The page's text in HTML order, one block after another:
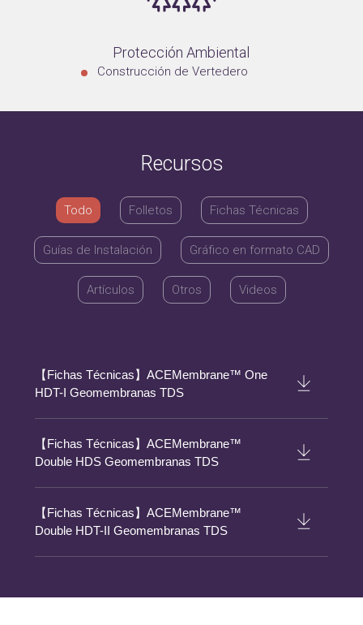
Protección Ambiental
Construcción de Vertedero
Recursos
Todo Folletos Fichas Técnicas
Guías de Instalación Gráfico en formato CAD
Artículos Otros Videos
【Fichas Técnicas】ACEMembrane™ One
HDT-I Geomembranas TDS
【Fichas Técnicas】ACEMembrane™
Double HDS Geomembranas TDS
【Fichas Técnicas】ACEMembrane™
Double HDT-II Geomembranas TDS